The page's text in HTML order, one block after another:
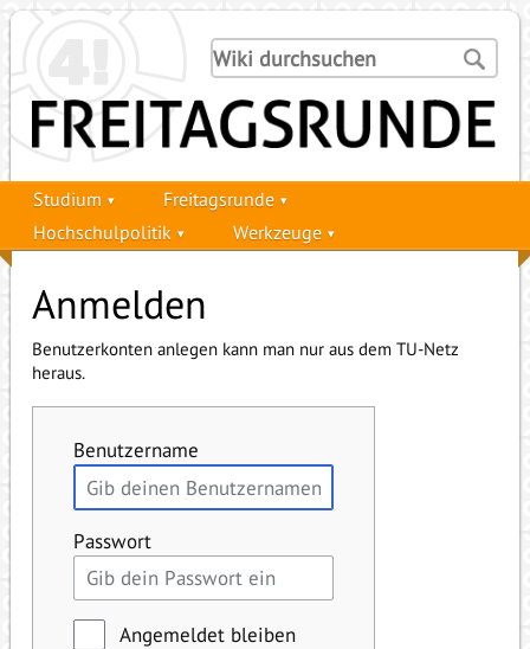
Studium
Freitagsrunde
Hochschulpolitik
Werkzeuge
Anmelden
Benutzerkonten anlegen kann man nur aus dem TU-Netz
heraus.
Benutzername
Passwort
Angemeldet bleiben